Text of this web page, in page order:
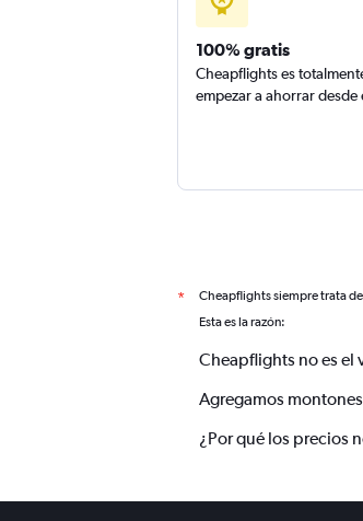
100% gratis
Cheapflights es
empezar a ahorrar
* Cheapflights siempre trata
Esta es la razón:
Cheapflights no es el
Agregamos
¿Por qué los precios